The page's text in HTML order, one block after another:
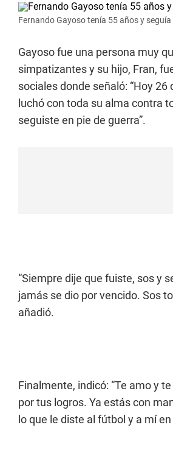
Fernando Gayoso tenía 55 años y
Gayoso fue una persona muy
simpatizantes y su hijo, Fran,
sociales donde señaló: “Hoy
luchó con toda su alma contra
seguiste en pie de guerra”.
“Siempre dije que fuiste, sos y
jamás se dio por vencido. Sos
añadió.
Finalmente, indicó: “Te amo y
por tus logros. Ya estás con
lo que le diste al fútbol y a mí